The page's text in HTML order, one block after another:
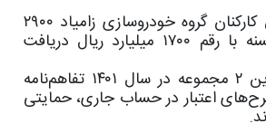
وی افزود: تا کنون کارکنان گروه خودروسازی زامیاد ۲۹۰۰
فقره وام قرض‌الحسنه با رقم ۱۷۰۰ میلیارد ریال دریافت
شایان ذکر است این ۲ مجموعه در سال ۱۴۰۱ تفاهم‌نامه
اعتبار در حساب جاری، حمایتی